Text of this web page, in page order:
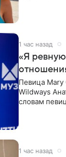
1 час назад
«Я
Певица Mary
Wildways
словам
1 час назад